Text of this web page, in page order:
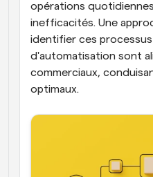
opérations
inefficacités. Une
identifier ces
d'automatisation sont
commerciaux,
optimaux.